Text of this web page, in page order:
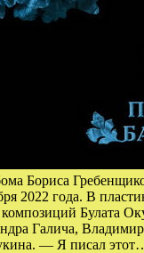
Бориса
2022 года. В
композиций Булата
Галича,
— Я писал